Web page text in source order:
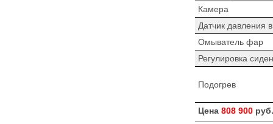
Камера
Датчик давления
Омыватель фар
Регулировка
Подогрев
Цена 808 900руб.